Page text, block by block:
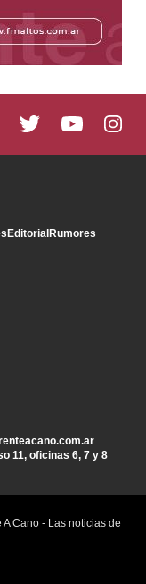
EditorialRumores
11, oficinas 6, 7 y 8
A Cano - Las noticias de